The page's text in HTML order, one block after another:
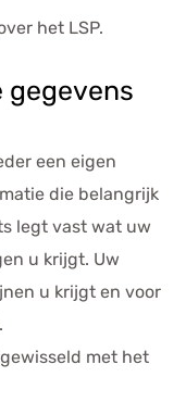
het LSP.
gegevens
een eigen
die belangrijk
legt vast wat uw
u krijgt. Uw
u krijgt en voor
met het